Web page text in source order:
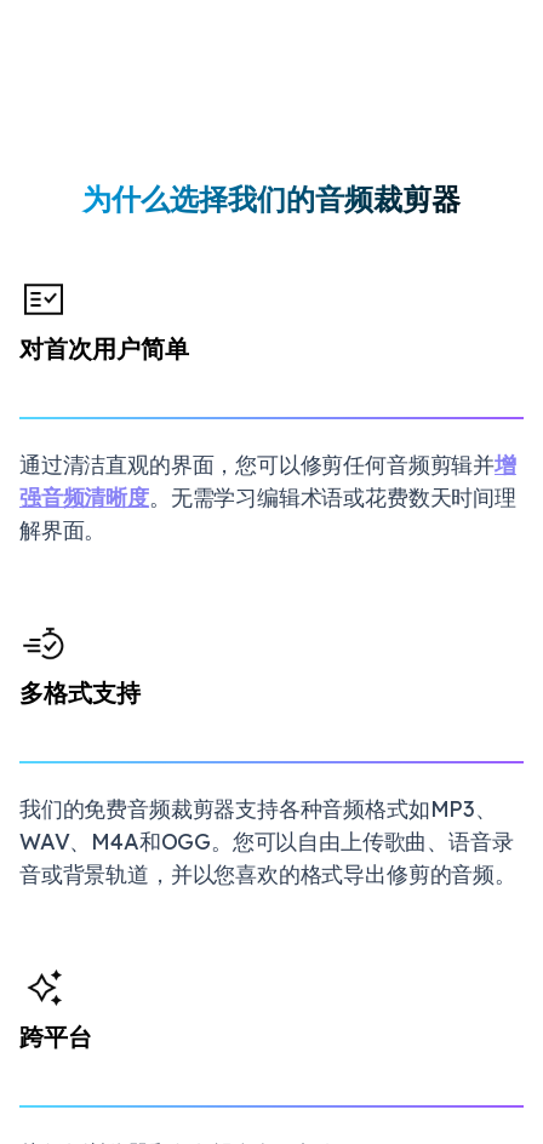
为什么选择我们的音频裁剪器
对首次用户简单
通过清洁直观的界面，您可以修剪任何音频剪辑并增
强音频清晰度。无需学习编辑术语或花费数天时间理
解界面。
多格式支持
我们的免费音频裁剪器支持各种音频格式如MP3、
WAV、M4A和OGG。您可以自由上传歌曲、语音录
音或背景轨道，并以您喜欢的格式导出修剪的音频。
跨平台